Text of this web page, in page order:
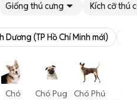
Giống thú cưng Kích cỡ thú
Dương (TP Hồ Chí Minh mới)
Chó
Chó Pug
Chó Phú